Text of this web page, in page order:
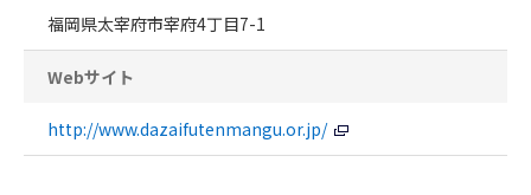
福岡県太宰府市宰府4丁目7-1
Webサイト
http://www.dazaifutenmangu.or.jp/